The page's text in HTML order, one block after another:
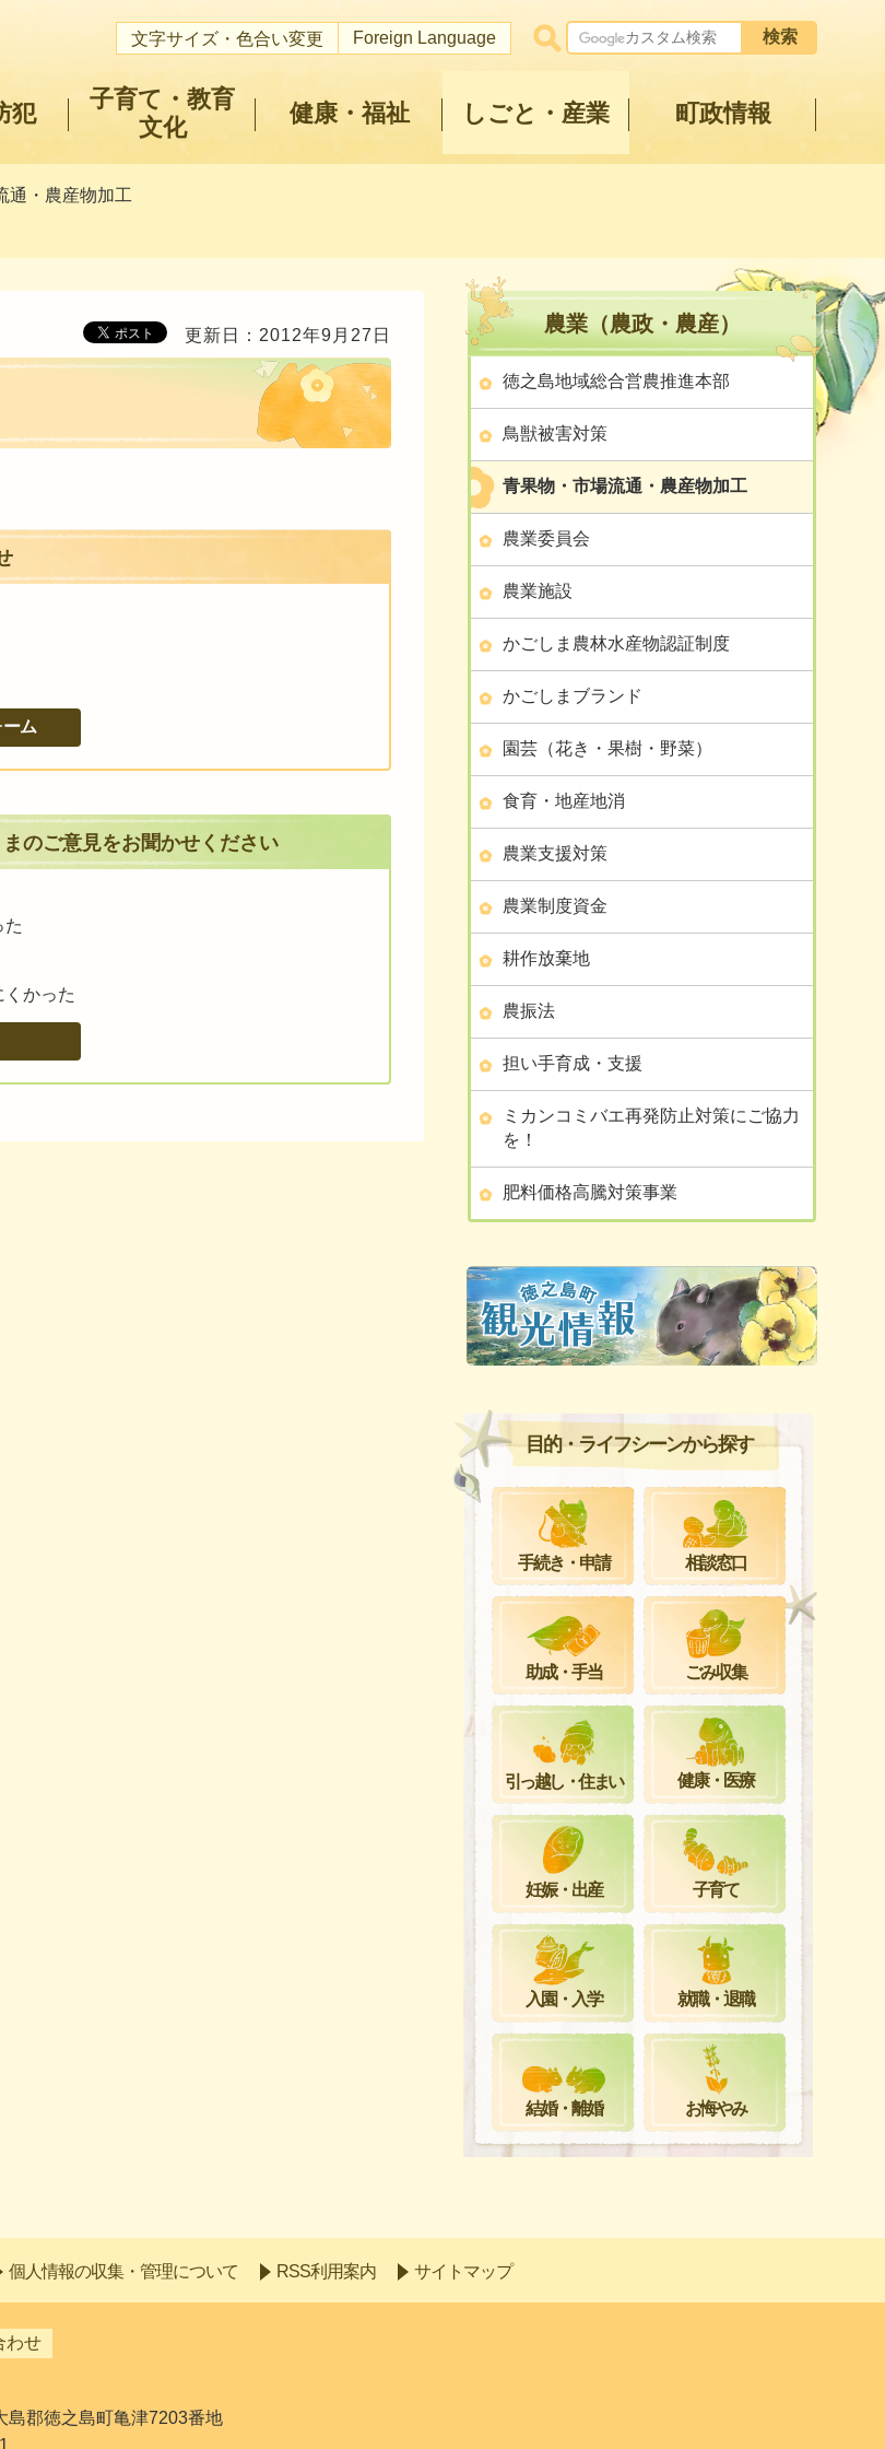
文字サイズ・色合い変更 Foreign Language
犯
子育て・教育
文化
健康・福祉 しごと・産業 町政情報
通・農産物加工
更新日：2012年9月27日
のご意見をお聞かせください
た
かった
農業（農政・農産）
徳之島地域総合営農推進本部
鳥獣被害対策
青果物・市場流通・農産物加工
農業委員会
農業施設
かごしま農林水産物認証制度
かごしまブランド
園芸（花き・果樹・野菜）
食育・地産地消
農業支援対策
農業制度資金
耕作放棄地
農振法
担い手育成・支援
ミカンコミバエ再発防止対策にご協力
を！
肥料価格高騰対策事業
目的・ライフシーンから探す
手続き・申請 相談窓口
助成・手当 ごみ収集
引っ越し・住まい 健康・医療
妊娠・出産 子育て
入園・入学 就職・退職
結婚・離婚 お悔やみ
個人情報の収集・管理について RSS利用案内 サイトマップ
わせ
郡徳之島町亀津7203番地